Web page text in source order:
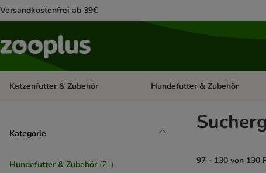
Versandkostenfrei ab 39€
Katzenfutter & Zubehör Kategorie-Menü öffnen:
Hundefutter & Zubehör
Kategorie
Hundefutter & Zubehör (71)
97 - 130 von 130